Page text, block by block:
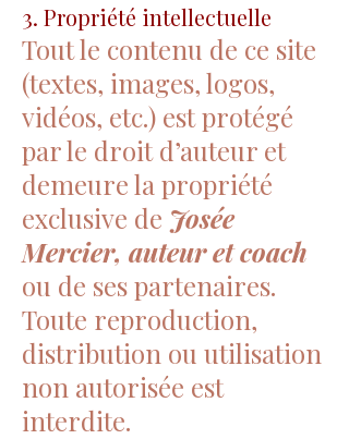
3. Propriété intellectuelle
Tout le contenu de ce site
(textes, images, logos,
vidéos, etc.) est protégé
par le droit d’auteur et
demeure la propriété
exclusive de Josée
Mercier, auteur et coach
ou de ses partenaires.
Toute reproduction,
distribution ou utilisation
non autorisée est
interdite.